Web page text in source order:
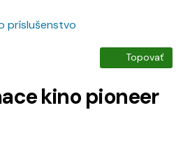
príslušenstvo
Topovať
kino pioneer